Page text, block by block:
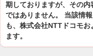
期しておりますが、その
ではありません。 当該情
も、株式会社NTTドコモ
ます。